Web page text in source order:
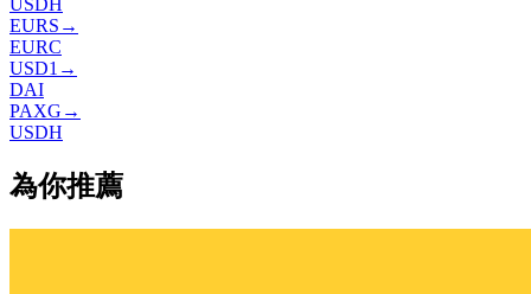
USDH
EURS →
EURC
USD1 →
DAI
PAXG →
USDH
為你推薦